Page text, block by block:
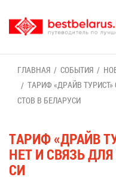
ГЛАВ­НАЯ СО­БЫ­ТИЯ
ТА­РИФ «ДРАЙВ
СТОВ В БЕ­ЛА­РУ­СИ
ТА­РИФ «ДРАЙВ
НЕТ И СВЯЗЬ
СИ